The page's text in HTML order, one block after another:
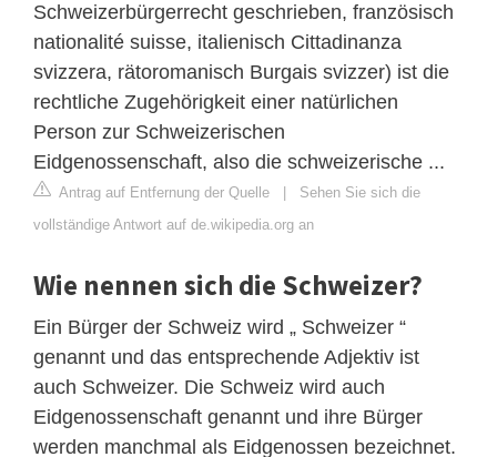
Schweizerbürgerrecht geschrieben, französisch
nationalité suisse, italienisch Cittadinanza
svizzera, rätoromanisch Burgais svizzer) ist die
rechtliche Zugehörigkeit einer natürlichen
Person zur Schweizerischen
Eidgenossenschaft, also die schweizerische ...
Antrag auf Entfernung der Quelle
Sehen Sie sich die
vollständige Antwort auf de.wikipedia.org an
Wie nennen sich die Schweizer?
Ein Bürger der Schweiz wird „ Schweizer “
genannt und das entsprechende Adjektiv ist
auch Schweizer. Die Schweiz wird auch
Eidgenossenschaft genannt und ihre Bürger
werden manchmal als Eidgenossen bezeichnet.